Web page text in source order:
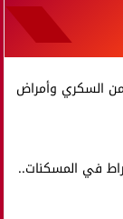
السكري وأمراض
في المسكنات..